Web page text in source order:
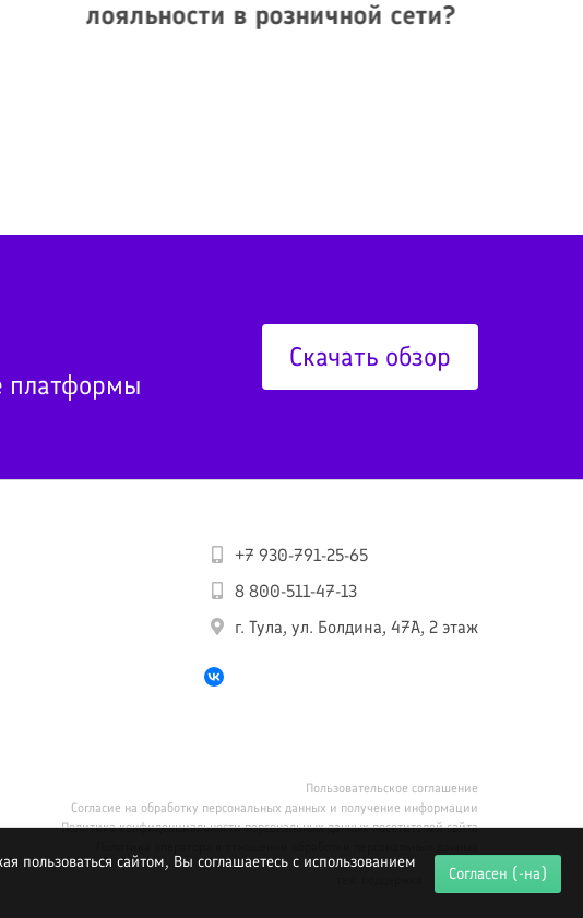
лояльности в розничной сети?
платформы
Скачать обзор
+7 930-791-25-65
8 800-511-47-13
г. Тула, ул. Болдина, 47А, 2 этаж
Пользовательское соглашение
Согласие на обработку персональных данных и получение информации
Политика конфиденциальности персональных данных посетителей сайта
пользоваться сайтом, Вы соглашаетесь с использованием
Согласен (-на)